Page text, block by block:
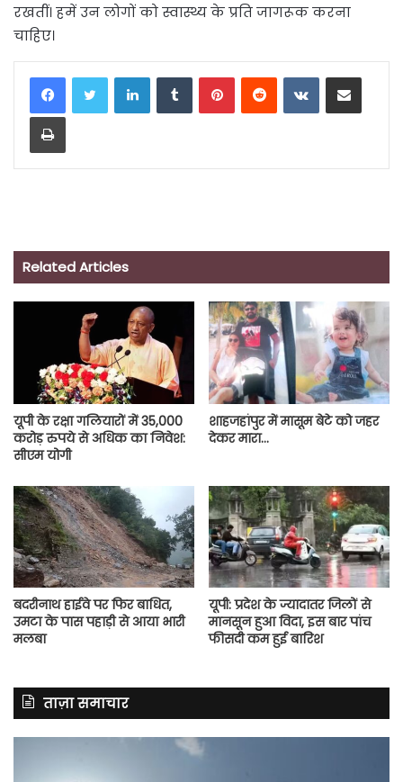
रखतीं। हमें उन लोगों को स्वास्थ्य के प्रति जागरूक करना
चाहिए।
LinkedInTumblrPinterestReddit VKontakteShare via Email
Print
Related Articles
यूपी के रक्षा गलियारों में 35,000
करोड़ रुपये से अधिक का निवेश:
सीएम योगी
शाहजहांपुर में मासूम बेटे को जहर
देकर मारा…
बदरीनाथ हाईवे पर फिर बाधित,
उमटा के पास पहाड़ी से आया भारी
मलबा
यूपी: प्रदेश के ज्यादातर जिलों से
मानसून हुआ विदा, इस बार पांच
फीसदी कम हुई बारिश
ताज़ा समाचार